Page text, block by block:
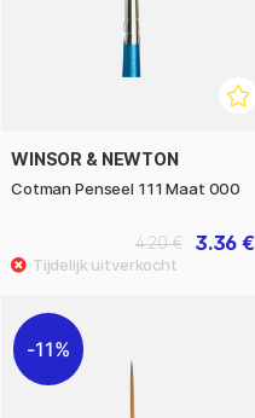
WINSOR & NEWTON
Cotman Penseel 111 Maat 000
3.36 €
4.20 €
11%